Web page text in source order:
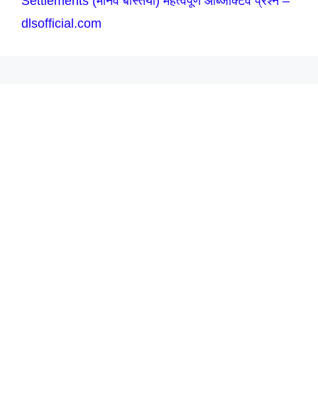
dlsofficial.com